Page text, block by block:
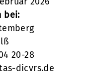
bei:
20-28
dicvrs.de